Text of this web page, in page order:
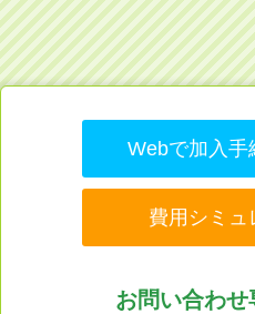
Webで加入手
費用シミュ
お問い合わ